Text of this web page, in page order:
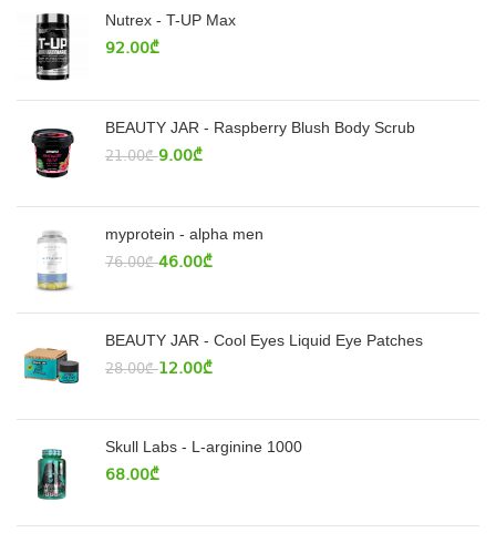
Nutrex - T-UP Max
92.00₾
BEAUTY JAR - Raspberry Blush Body Scrub
21.00₾ 9.00₾
myprotein - alpha men
76.00₾ 46.00₾
BEAUTY JAR - Cool Eyes Liquid Eye Patches
28.00₾ 12.00₾
Skull Labs - L-arginine 1000
68.00₾